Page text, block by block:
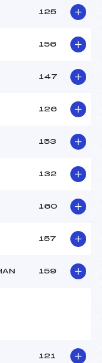
HANTZ (MV)
U18->Mas
125
156
147
126
153
132
160
157
159
121